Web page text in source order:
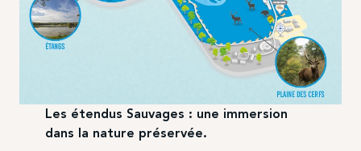
Les étendus Sauvages : une immersion
dans la nature préservée.